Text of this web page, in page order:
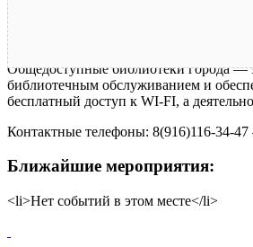
Общедоступные библиотеки города —
библиотечным обслуживанием и
бесплатный доступ к WI-FI, а
Контактные телефоны: 8(916)116-34-
Ближайшие мероприятия:
<li>Нет событий в этом месте</li>